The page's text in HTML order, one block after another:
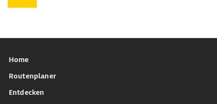
Home
Routenplaner
Entdecken